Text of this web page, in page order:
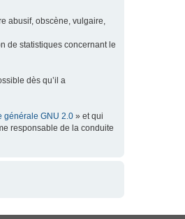
abusif, obscène, vulgaire,
de statistiques concernant le
dès qu’il a
générale GNU 2.0 » et qui
responsable de la conduite